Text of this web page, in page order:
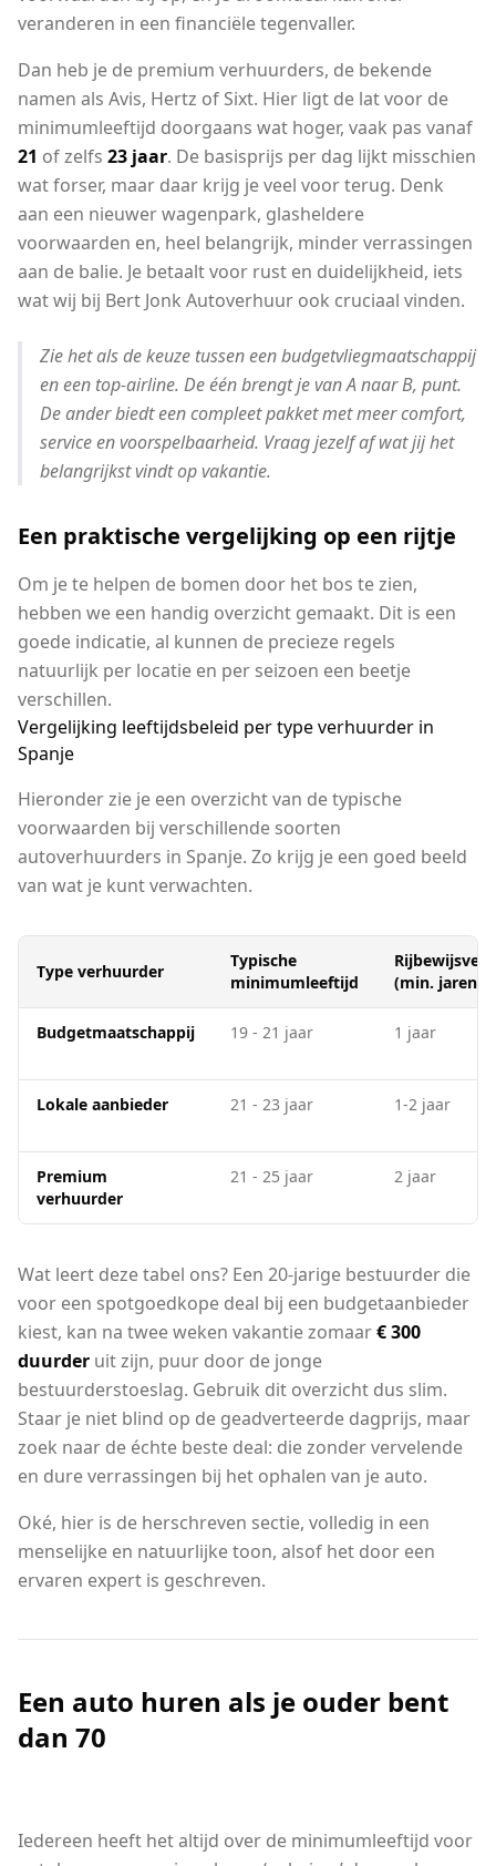
veranderen in een financiële tegenvaller.
Dan heb je de premium verhuurders, de bekende
namen als Avis, Hertz of Sixt. Hier ligt de lat voor de
minimumleeftijd doorgaans wat hoger, vaak pas vanaf
21 of zelfs 23 jaar. De basisprijs per dag lijkt misschien
wat forser, maar daar krijg je veel voor terug. Denk
aan een nieuwer wagenpark, glasheldere
voorwaarden en, heel belangrijk, minder verrassingen
aan de balie. Je betaalt voor rust en duidelijkheid, iets
wat wij bij Bert Jonk Autoverhuur ook cruciaal vinden.
Zie het als de keuze tussen een budgetvliegmaatschappij
en een top-airline. De één brengt je van A naar B, punt.
De ander biedt een compleet pakket met meer comfort,
service en voorspelbaarheid. Vraag jezelf af wat jij het
belangrijkst vindt op vakantie.
Een praktische vergelijking op een rijtje
Om je te helpen de bomen door het bos te zien,
hebben we een handig overzicht gemaakt. Dit is een
goede indicatie, al kunnen de precieze regels
natuurlijk per locatie en per seizoen een beetje
verschillen.
Vergelijking leeftijdsbeleid per type verhuurder in
Spanje
Hieronder zie je een overzicht van de typische
voorwaarden bij verschillende soorten
autoverhuurders in Spanje. Zo krijg je een goed beeld
van wat je kunt verwachten.
Type verhuurder
Typische
minimumleeftijd
(min. jaren)
Budgetmaatschappij 19 - 21 jaar 1 jaar
Lokale aanbieder 21 - 23 jaar 1-2 jaar
Premium
verhuurder
21 - 25 jaar 2 jaar
Wat leert deze tabel ons? Een 20-jarige bestuurder die
voor een spotgoedkope deal bij een budgetaanbieder
kiest, kan na twee weken vakantie zomaar€ 300
duurder uit zijn, puur door de jonge
bestuurderstoeslag. Gebruik dit overzicht dus slim.
Staar je niet blind op de geadverteerde dagprijs, maar
zoek naar de échte beste deal: die zonder vervelende
en dure verrassingen bij het ophalen van je auto.
Oké, hier is de herschreven sectie, volledig in een
menselijke en natuurlijke toon, alsof het door een
ervaren expert is geschreven.
Een auto huren als je ouder bent
dan 70
Iedereen heeft het altijd over de minimumleeftijd voor